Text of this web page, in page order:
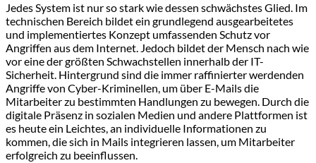
Jedes System ist nur so stark wie dessen schwächstes Glied. Im
technischen Bereich bildet ein grundlegend ausgearbeitetes
und implementiertes Konzept umfassenden Schutz vor
Angriffen aus dem Internet. Jedoch bildet der Mensch nach wie
vor eine der größten Schwachstellen innerhalb der IT-
Sicherheit. Hintergrund sind die immer raffinierter werdenden
Angriffe von Cyber-Kriminellen, um über E-Mails die
Mitarbeiter zu bestimmten Handlungen zu bewegen. Durch die
digitale Präsenz in sozialen Medien und andere Plattformen ist
es heute ein Leichtes, an individuelle Informationen zu
kommen, die sich in Mails integrieren lassen, um Mitarbeiter
erfolgreich zu beeinflussen.